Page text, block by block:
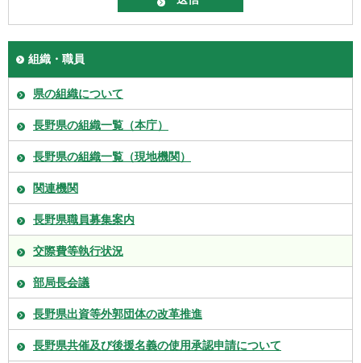
組織・職員
県の組織について
長野県の組織一覧（本庁）
長野県の組織一覧（現地機関）
関連機関
長野県職員募集案内
交際費等執行状況
部局長会議
長野県出資等外郭団体の改革推進
長野県共催及び後援名義の使用承認申請について